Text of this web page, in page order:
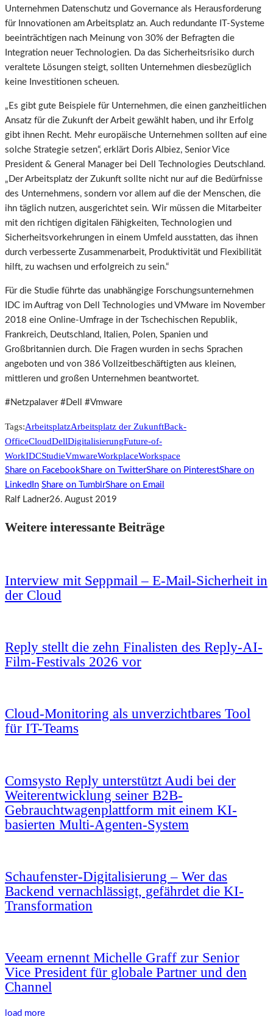
Unternehmen Datenschutz und Governance als Herausforderung
für Innovationen am Arbeitsplatz an. Auch redundante IT-Systeme
beeinträchtigen nach Meinung von 30% der Befragten die
Integration neuer Technologien. Da das Sicherheitsrisiko durch
veraltete Lösungen steigt, sollten Unternehmen diesbezüglich
keine Investitionen scheuen.
„Es gibt gute Beispiele für Unternehmen, die einen ganzheitlichen
Ansatz für die Zukunft der Arbeit gewählt haben, und ihr Erfolg
gibt ihnen Recht. Mehr europäische Unternehmen sollten auf eine
solche Strategie setzen“, erklärt Doris Albiez, Senior Vice
President & General Manager bei Dell Technologies Deutschland.
„Der Arbeitsplatz der Zukunft sollte nicht nur auf die Bedürfnisse
des Unternehmens, sondern vor allem auf die der Menschen, die
ihn täglich nutzen, ausgerichtet sein. Wir müssen die Mitarbeiter
mit den richtigen digitalen Fähigkeiten, Technologien und
Sicherheitsvorkehrungen in einem Umfeld ausstatten, das ihnen
durch verbesserte Zusammenarbeit, Produktivität und Flexibilität
hilft, zu wachsen und erfolgreich zu sein.“
Für die Studie führte das unabhängige Forschungsunternehmen
IDC im Auftrag von Dell Technologies und VMware im November
2018 eine Online-Umfrage in der Tschechischen Republik,
Frankreich, Deutschland, Italien, Polen, Spanien und
Großbritannien durch. Die Fragen wurden in sechs Sprachen
angeboten und von 386 Vollzeitbeschäftigten aus kleinen,
mittleren und großen Unternehmen beantwortet.
#Netzpalaver #Dell #Vmware
Tags:ArbeitsplatzArbeitsplatz der ZukunftBack-
OfficeCloudDellDigitalisierungFuture-of-
WorkIDCStudieVmwareWorkplaceWorkspace
Share on FacebookShare on TwitterShare on PinterestShare on
LinkedIn Share on TumblrShare on Email
Ralf Ladner26. August 2019
Weitere interessante Beiträge
Interview mit Seppmail – E-Mail-Sicherheit in
der Cloud
Reply stellt die zehn Finalisten des Reply-AI-
Film-Festivals 2026 vor
Cloud-Monitoring als unverzichtbares Tool
für IT-Teams
Comsysto Reply unterstützt Audi bei der
Weiterentwicklung seiner B2B-
Gebrauchtwagenplattform mit einem KI-
basierten Multi-Agenten-System
Schaufenster-Digitalisierung – Wer das
Backend vernachlässigt, gefährdet die KI-
Transformation
Veeam ernennt Michelle Graff zur Senior
Vice President für globale Partner und den
Channel
load more